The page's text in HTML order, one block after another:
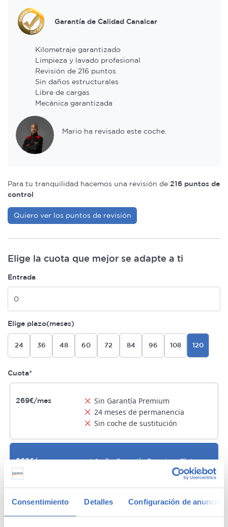
Consentimiento Detalles Configuración de anuncios
Garantía de Calidad Canalcar
Kilometraje garantizado
Limpieza y lavado profesional
Revisión de 216 puntos
Sin daños estructurales
Libre de cargas
Mecánica garantizada
Mario ha revisado este coche.
Para tu tranquilidad hacemos una revisión de 216 puntos de
control
Quiero ver los puntos de revisión
Elige la cuota que mejor se adapte a ti
Entrada
Elige plazo(meses)
24 36 48 60 72 84 96 108 120
Cuota*
269€/mes
Sin Garantía Premium
24 meses de permanencia
Sin coche de sustitución
262€/mes
MÁS BARATA
1 año Garantía Premium Plata